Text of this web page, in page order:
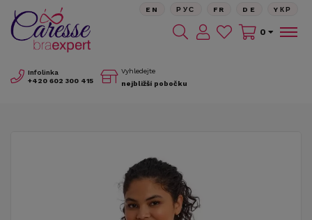
Infolinka
+420 602 300 415
Vyhledejte
nejbližší pobočku
EN РУС FR DE YКР
0